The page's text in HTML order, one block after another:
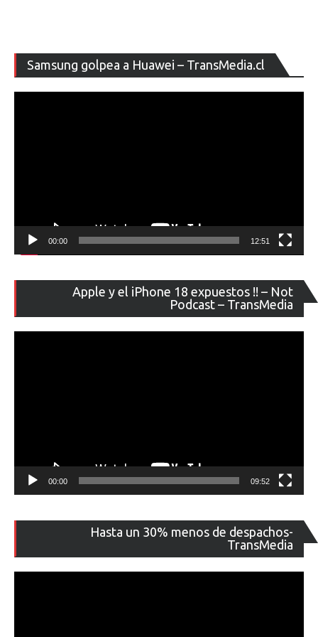
Samsung golpea a Huawei – TransMedia.cl
de
00:00 12:51
Apple y el iPhone 18 expuestos !! – Not
Podcast – TransMedia
de
00:00 09:52
Hasta un 30% menos de despachos-
TransMedia
de